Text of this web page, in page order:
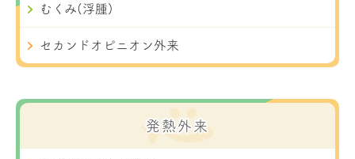
むくみ(浮腫)
セカンドオピニオン外来
発熱外来